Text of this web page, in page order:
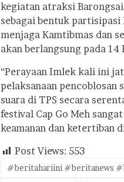
kegiatan atraksi
sebagai bentuk partisipasi
menjaga Kamtibmas dan
akan berlangsung pada
“Perayaan Imlek kali ini
pelaksanaan pencoblosan
suara di TPS secara
festival Cap Go Meh
keamanan dan ketertiban
Post Views: 553
#beritahariini #beritanews